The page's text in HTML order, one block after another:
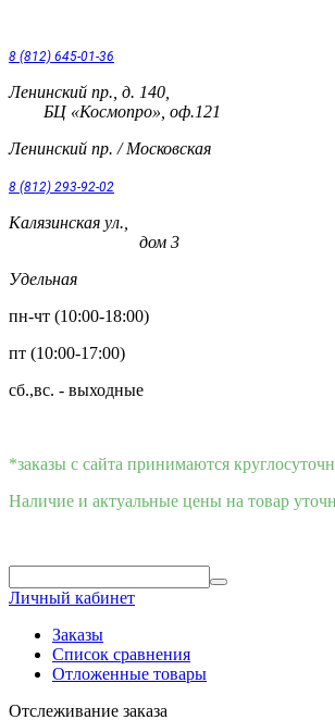
8 (812) 645-01-36
Ленинский пр., д. 140,
БЦ «Космопро», оф.121
Ленинский пр. / Московская
8 (812) 293-92-02
Калязинская ул.,
дом 3
Удельная
пн-чт (10:00-18:00)
пт (10:00-17:00)
сб.,вс. - выходные
*заказы с сайта принимаются
Наличие и актуальные цены на товар
Личный кабинет
Заказы
Список сравнения
Отложенные товары
Отслеживание заказа